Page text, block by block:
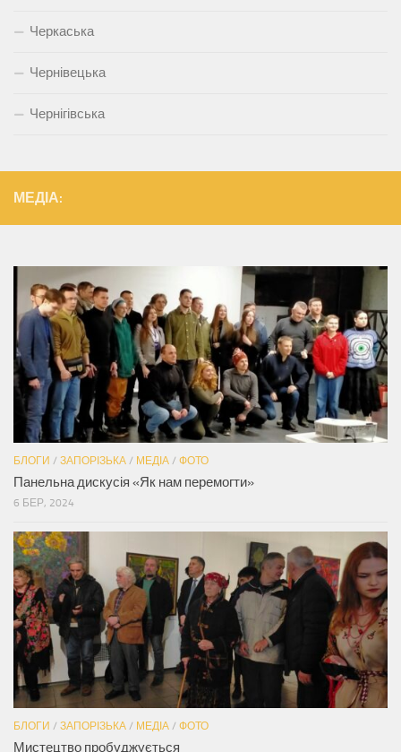
Черкаська
Чернівецька
Чернігівська
МЕДІА:
БЛОГИ / ЗАПОРІЗЬКА / МЕДІА / ФОТО
Панельна дискусія «Як нам перемогти»
6 БЕР, 2024
БЛОГИ / ЗАПОРІЗЬКА / МЕДІА / ФОТО
Мистецтво пробуджується